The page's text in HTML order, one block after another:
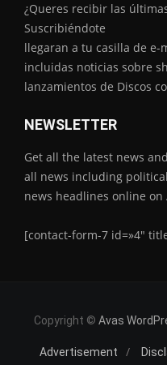
¿Queres recibir las
Suscribiéndote
llegaran a tu casilla de e-
incluidas noticias sobre
lanzamientos de Discos
NEWSLETTER
Get all the latest news
all news including
news headlines online on
[contact-form-7 id=»4″
Copyright © Avas
Advertisement